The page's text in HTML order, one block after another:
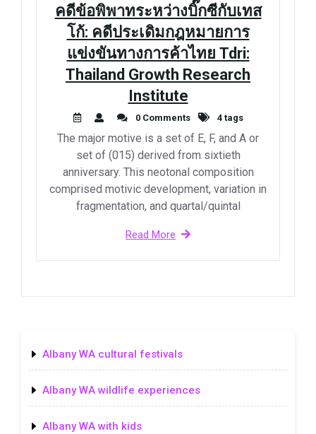
คดีข้อพิพาทระหว่างบิ๊กซีกับเทส
โก้: คดีประเดิมกฎหมายการ
แข่งขันทางการค้าไทย Tdri:
Thailand Growth Research
Institute
0 Comments 4 tags
The major motive is a set of E, F, and A or
set of (015) derived from sixtieth
anniversary. This neotonal composition
comprised motivic development, variation in
fragmentation, and quartal/quintal
Read More
Albany WA cultural festivals
Albany WA wildlife experiences
Albany WA with kids